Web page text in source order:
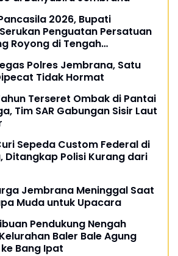
2026, Bupati
Penguatan Persatuan
Royong di Tengah
Polres Jembrana, Satu
Tidak Hormat
Terseret Ombak di Pantai
Tim SAR Gabungan Sisir Laut
Sepeda Custom Federal di
Ditangkap Polisi Kurang dari
Jembrana Meninggal Saat
Muda untuk Upacara
Pendukung Nengah
Baler Bale Agung
Bang Ipat